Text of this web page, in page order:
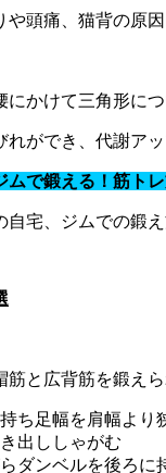
頭痛、猫背の原
にかけて三角形に
ができ、代謝ア
ムで鍛える！筋ト
宅、ジムでの鍛
と広背筋を鍛え
ち足幅を肩幅より
出ししゃがむ
ダンベルを後ろに